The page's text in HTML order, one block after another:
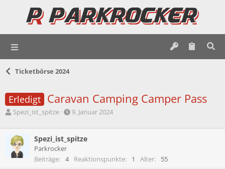
Ticketbörse 2024
Erledigt Caravan Camping Camper Pass
E
t
e
l
Spezi_ist_spitze
E
t
9. Januar 2024
Spezi_ist_spitze
Parkrocker
Beiträge
4 Reaktionspunkte 1 Alter 55